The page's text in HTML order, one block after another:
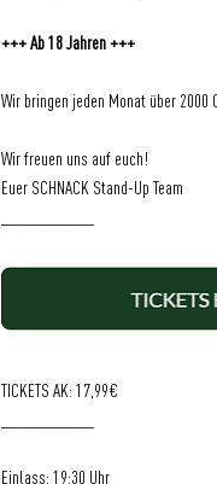
+++ Ab 18 Jahren +++
Wir bringen jeden Monat über 2000
Wir freuen uns auf euch!
Euer SCHNACK Stand-Up Team
TICKETS AK: 17,99€
Einlass: 19:30 Uhr